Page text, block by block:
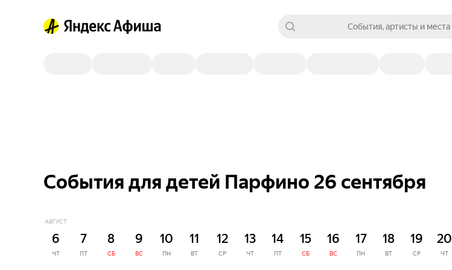
События, артисты и места
События для детей Парфино 26 сентября
АВГУСТ
6
ЧТ
7
ПТ
8
СБ
9
ВС
10
ПН
11
ВТ
12
СР
13
ЧТ
14
ПТ
15
СБ
16
ВС
17
ПН
18
ВТ
19
СР
20
ЧТ